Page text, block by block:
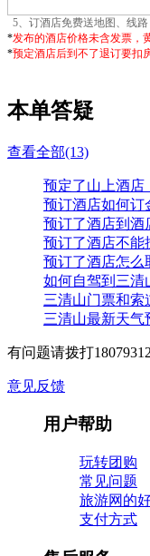
5、订酒店免费送地图、线路
*发布的酒店价格未含发票，
*预定酒店后到不了退订要扣
本单答疑
查看全部(13)
预定了山上酒店
预订酒店如何订
预订了酒店到酒
预订了酒店不能
预订了酒店怎么
如何自驾到三清
三清山门票和索
三清山最新天气
有问题请拨打
意见反馈
用户帮助
玩转团购
常见问题
旅游网的
支付方式